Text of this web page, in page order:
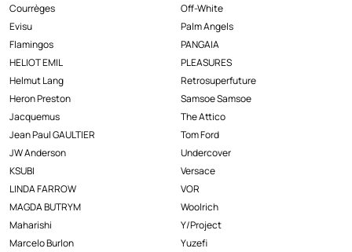
Courrèges
Evisu
Flamingos
HELIOT EMIL
Helmut Lang
Heron Preston
Jacquemus
Jean Paul GAULTIER
JW Anderson
KSUBI
LINDA FARROW
MAGDA BUTRYM
Maharishi
Marcelo Burlon
Off-White
Palm Angels
PANGAIA
PLEASURES
Retrosuperfuture
Samsoe Samsoe
The Attico
Tom Ford
Undercover
Versace
VOR
Woolrich
Y/Project
Yuzefi